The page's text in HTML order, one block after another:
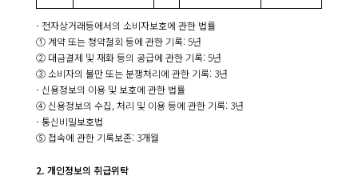
- 전자상거래등에서의 소비자보호에 관한 법률
① 계약 또는 청약철회 등에 관한 기록: 5년
② 대금결제 및 재화 등의 공급에 관한 기록: 5년
③ 소비자의 불만 또는 분쟁처리에 관한 기록: 3년
- 신용정보의 이용 및 보호에 관한 법률
④ 신용정보의 수집, 처리 및 이용 등에 관한 기록: 3년
- 통신비밀보호법
⑤ 접속에 관한 기록보존: 3개월
2. 개인정보의 취급위탁